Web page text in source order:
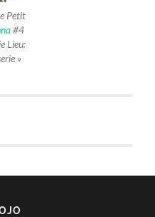
Petit
#4
Lieu:
»